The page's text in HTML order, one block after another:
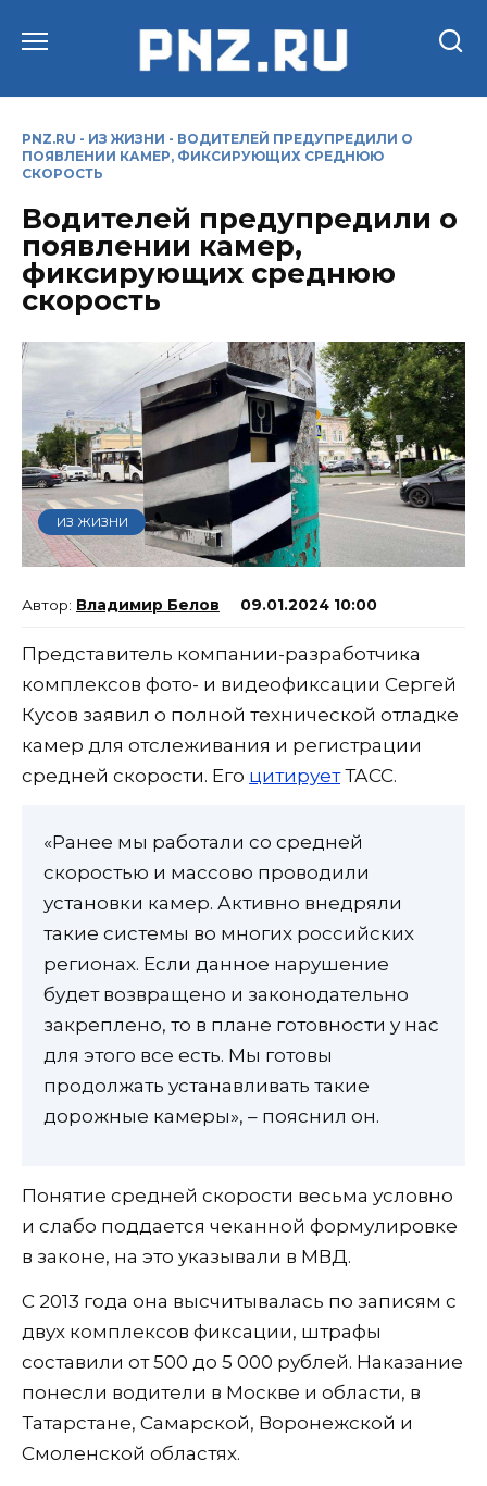
PNZ.RU - ИЗ ЖИЗНИ - ВОДИТЕЛЕЙ ПРЕДУПРЕДИЛИ О
ПОЯВЛЕНИИ КАМЕР, ФИКСИРУЮЩИХ СРЕДНЮЮ
СКОРОСТЬ
Водителей предупредили о
появлении камер,
фиксирующих среднюю
скорость
ИЗ ЖИЗНИ
Владимир Белов 09.01.2024 10:00
Представитель компании-разработчика
комплексов фото- и видеофиксации Сергей
Кусов заявил о полной технической отладке
камер для отслеживания и регистрации
средней скорости. Его цитируетТАСС.
«Ранее мы работали со средней
скоростью и массово проводили
установки камер. Активно внедряли
такие системы во многих российских
регионах. Если данное нарушение
будет возвращено и законодательно
закреплено, то в плане готовности у нас
для этого все есть. Мы готовы
продолжать устанавливать такие
дорожные камеры», – пояснил он.
Понятие средней скорости весьма условно
и слабо поддается чеканной формулировке
в законе, на это указывали в МВД.
С 2013 года она высчитывалась по записям с
двух комплексов фиксации, штрафы
составили от 500 до 5 000 рублей. Наказание
понесли водители в Москве и области, в
Татарстане, Самарской, Воронежской и
Смоленской областях.